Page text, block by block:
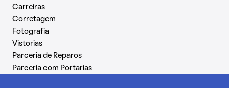
Carreiras
Corretagem
Fotografia
Vistorias
Parceria de Reparos
Parceria com Portarias